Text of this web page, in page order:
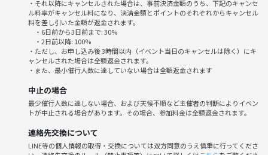
への参加をお願いします。
うまく話す必要はありませんので、思ったことを少しずつ共有していた
だければ大丈夫です。
・哲学カフェ過去の開催記録
https://note.com/agora_cafe
・開催場所
喫茶店又は飲食店で行います。
※喫茶店の場合、喫煙可能店に行くかもしれません。
絶対に煙草の匂いが嫌だという人は、お申し出ください。
・それ以降にキャンセルされた場合は、事前決済金額のうち、下記のキャンセ
ル料率がキャンセル料になり、決済金額とポイントのそれぞれからキャンセル
料を差し引いた金額が返金されます。
・6日前から3日前まで: 30%
・2日前以降: 100%
・ただし、お申し込み後 3時間以内（イベント当日のキャンセルは除く）にキ
ャンセルされた場合は全額返金されます。
・また、最小催行人数に達していない場合は全額返金されます
中止の場合
最少催行人数に達しない場合、および天候不順など主催者の判断によりイベン
トが中止される場合があります。その場合、参加料金は全額返金されます。
連絡先交換について
LINE等の個人情報の取得・交換については双方同意のうえ慎重に行ってくださ